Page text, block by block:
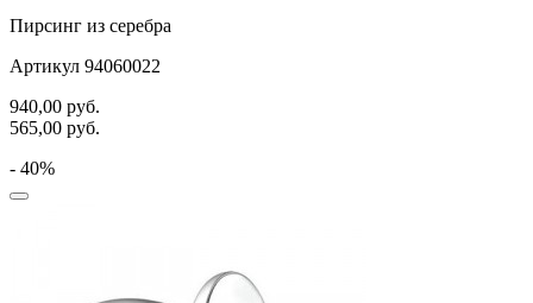
Пирсинг из серебра
Артикул 94060022
940,00 руб.
565,00 руб.
- 40%